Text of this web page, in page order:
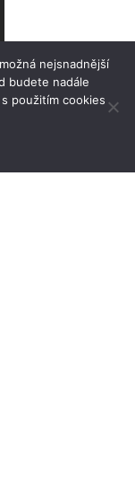
nejsnadnější
budete nadále
použitím cookies